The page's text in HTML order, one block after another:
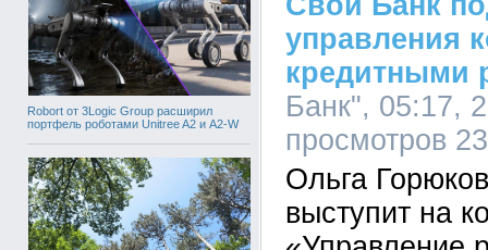
Robort от 3Logic Group расширил
портфель роботами Unitree A2 и A2-W
управления
кредитными
Банк", 05:17,
просмотров
Ольга
выступит на